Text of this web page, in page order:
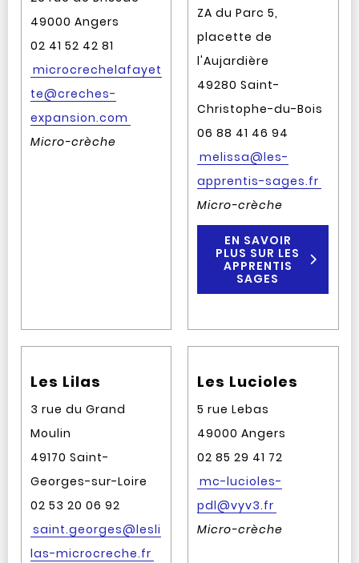
49000 Angers
02 41 52 42 81
microcrechelafayet
te@creches-
expansion.com
Micro-crèche
ZA du Parc 5,
placette de
l'Aujardière
49280 Saint-
Christophe-du-Bois
06 88 41 46 94
melissa@les-
apprentis-sages.fr
Micro-crèche
EN SAVOIR
PLUS SUR LES
APPRENTIS
SAGES
Les Lilas
3 rue du Grand
Moulin
49170 Saint-
Georges-sur-Loire
02 53 20 06 92
saint.georges@lesli
las-microcreche.fr
Les Lucioles
5 rue Lebas
49000 Angers
02 85 29 41 72
mc-lucioles-
pdl@vyv3.fr
Micro-crèche